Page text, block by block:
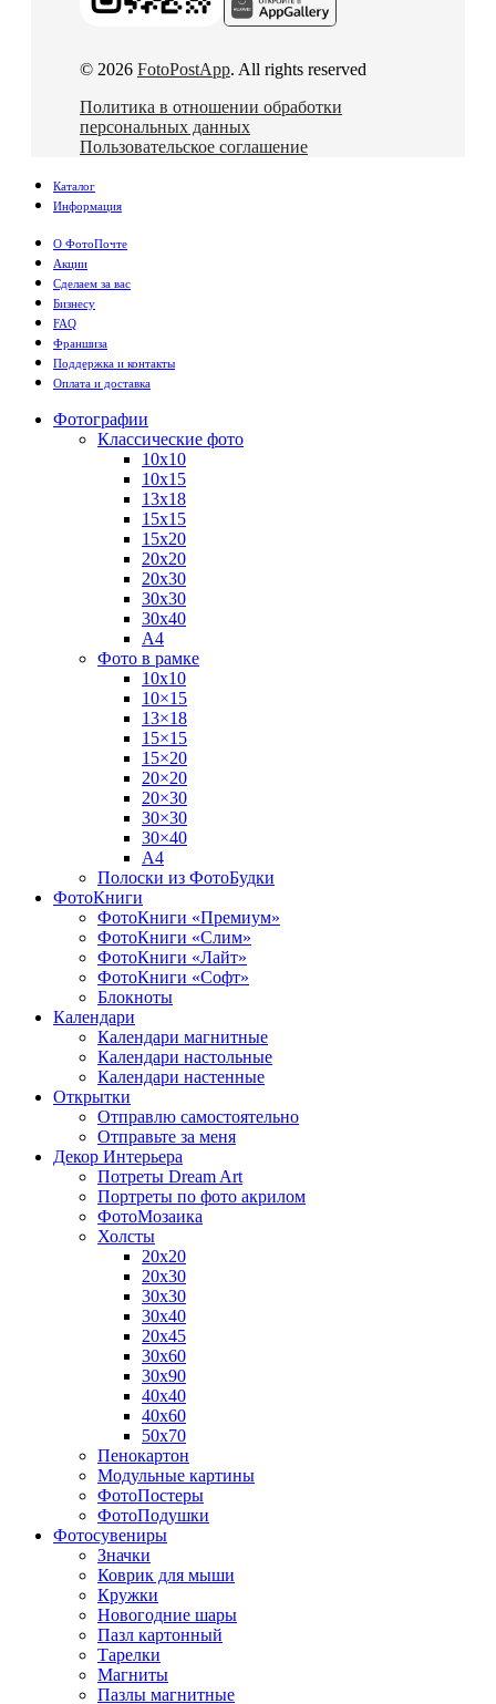
© 2026 FotoPostApp. All rights reserved
Политика в отношении обработки
персональных данных
Пользовательское соглашение
Каталог
Информация
О ФотоПочте
Акции
Сделаем за вас
Бизнесу
FAQ
Франшиза
Поддержка и контакты
Оплата и доставка
Фотографии
Классические фото
10х10
10х15
13х18
15х15
15х20
20х20
20х30
30х30
30х40
А4
Фото в рамке
10х10
10×15
13×18
15×15
15×20
20×20
20×30
30×30
30×40
A4
Полоски из ФотоБудки
ФотоКниги
ФотоКниги «Премиум»
ФотоКниги «Слим»
ФотоКниги «Лайт»
ФотоКниги «Софт»
Блокноты
Календари
Календари магнитные
Календари настольные
Календари настенные
Открытки
Отправлю самостоятельно
Отправьте за меня
Декор Интерьера
Потреты Dream Art
Портреты по фото акрилом
ФотоМозаика
Холсты
20х20
20х30
30х30
30х40
20х45
30х60
30х90
40х40
40х60
50х70
Пенокартон
Модульные картины
ФотоПостеры
ФотоПодушки
Фотоcувениры
Значки
Коврик для мыши
Кружки
Новогодние шары
Пазл картонный
Тарелки
Магниты
Пазлы магнитные